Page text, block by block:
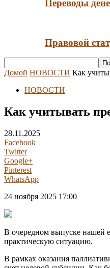
Переводы
Правовой
Домой НОВОСТИ Как
НОВОСТИ
Как учитывать
28.11.2025
Facebook
Twitter
Google+
Pinterest
WhatsApp
24 ноября 2025 17:00
В очередном выпуске нашей
практическую ситуацию.
В рамках оказания